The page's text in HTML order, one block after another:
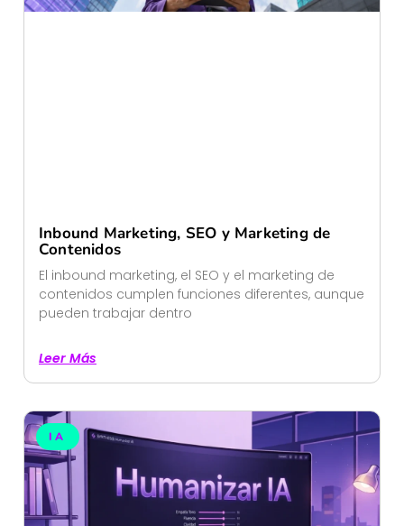
Inbound Marketing, SEO y Marketing de
Contenidos
El inbound marketing, el SEO y el marketing de
contenidos cumplen funciones diferentes, aunque
pueden trabajar dentro
Leer Más
IA